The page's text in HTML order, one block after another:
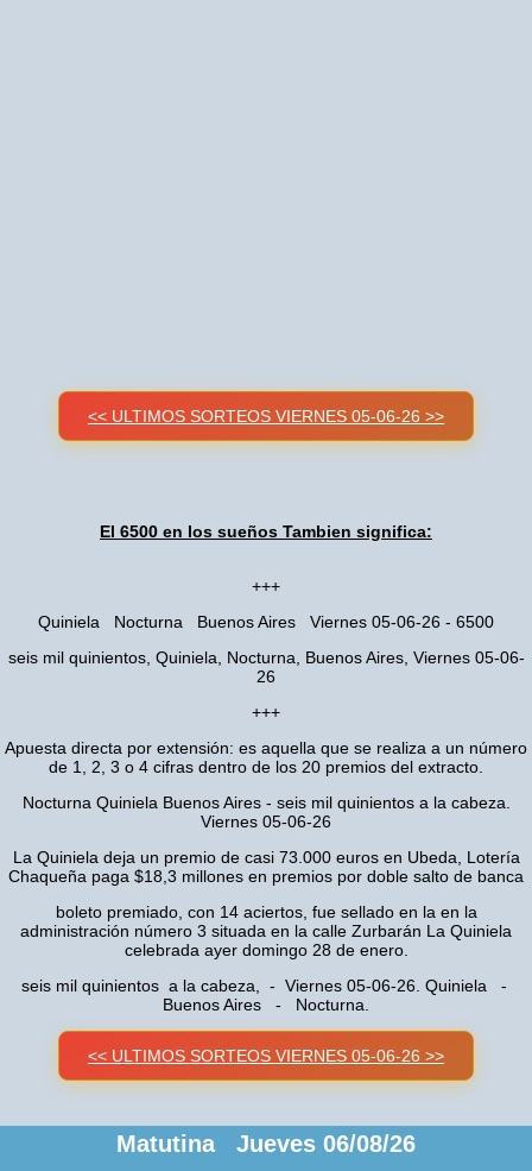
<< ULTIMOS SORTEOS VIERNES 05-06-26 >>
El 6500 en los sueños Tambien significa:
+++
Quiniela Nocturna Buenos Aires Viernes 05-06-26 - 6500
seis mil quinientos, Quiniela, Nocturna, Buenos Aires, Viernes 05-06-
26
+++
Apuesta directa por extensión: es aquella que se realiza a un número
de 1, 2, 3 o 4 cifras dentro de los 20 premios del extracto.
Nocturna Quiniela Buenos Aires - seis mil quinientos a la cabeza.
Viernes 05-06-26
La Quiniela deja un premio de casi 73.000 euros en Ubeda, Lotería
Chaqueña paga $18,3 millones en premios por doble salto de banca
boleto premiado, con 14 aciertos, fue sellado en la en la
administración número 3 situada en la calle Zurbarán La Quiniela
celebrada ayer domingo 28 de enero.
seis mil quinientos a la cabeza, - Viernes 05-06-26. Quiniela -
Buenos Aires - Nocturna.
<< ULTIMOS SORTEOS VIERNES 05-06-26 >>
Matutina Jueves 06/08/26